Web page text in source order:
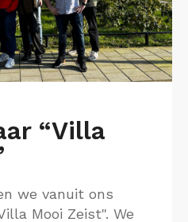
“Villa
we vanuit ons
Mooi Zeist". We